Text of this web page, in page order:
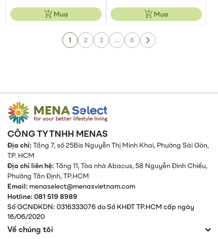
Mua
Mua
Page
1 2 3 ... Page
6 Page
Next
CÔNG TY TNHH MENAS
Địa chỉ:Tầng 7, số 25Bis Nguyễn Thị Minh Khai, Phường Sài Gòn,
TP. HCM
Địa chỉ liên hệ:Tầng 11, Tòa nhà Abacus, 58 Nguyễn Đình Chiểu,
Phường Tân Định,TP.HCM
Email: menaselect@menasvietnam.com
Hotline: 081 519 8989
Số GCNĐKDN: 0316333076 do Sở KHĐT TP.HCM cấp ngày
16/06/2020
Về chúng tôi